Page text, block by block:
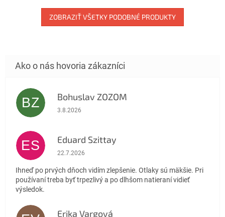
hviezdičiek.
ZOBRAZIŤ VŠETKY PODOBNÉ PRODUKTY
BZ Bohuslav ZOZOM
Hodnotenie obchodu je 5 z 5 hviezdičiek.
3.8.2026
ES Eduard Szittay
Hodnotenie obchodu je 5 z 5 hviezdičiek.
22.7.2026
Ihneď po prvých dňoch vidím zlepšenie. Otlaky sú mäkšie. Pri
používaní treba byť trpezlivý a po dlhšom natieraní vidieť
výsledok.
Erika Vargová